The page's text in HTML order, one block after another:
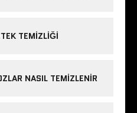
TEMIZLIĞI
NASIL TEMIZLENIR